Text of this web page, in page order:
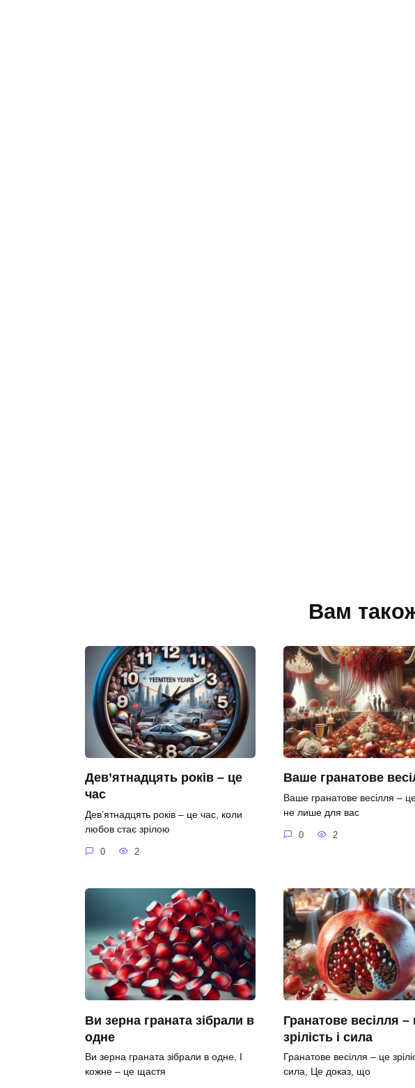
Вам
Дев’ятнадцять років – це
час
Дев’ятнадцять років – це час, коли
любов стає зрілою
0 2
Ваше гранатове
Ваше гранатове весілля –
не лише для вас
0 2
Ви зерна граната зібрали в
одне
Ви зерна граната зібрали в одне, І
кожне – це щастя
Гранатове весілля –
зрілість і сила
Гранатове весілля – це
сила, Це доказ, що